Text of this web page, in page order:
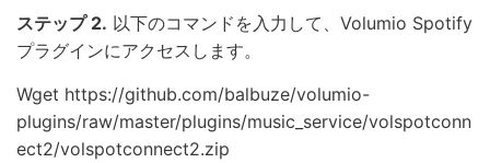
ステップ 2. 以下のコマンドを入力して、Volumio Spotify
プラグインにアクセスします。
Wget https://github.com/balbuze/volumio-
plugins/raw/master/plugins/music_service/volspotconn
ect2/volspotconnect2.zip